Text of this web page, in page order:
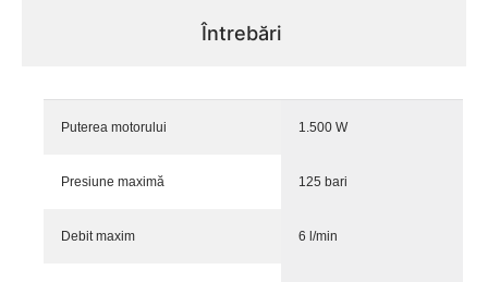
Întrebări
Puterea motorului 1.500 W
Presiune maximă 125 bari
Debit maxim 6 l/min